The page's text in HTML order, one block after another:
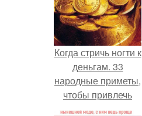
Когда стричь ногти к
деньгам. 33
народные приметы,
чтобы привлечь
деньги в дом.